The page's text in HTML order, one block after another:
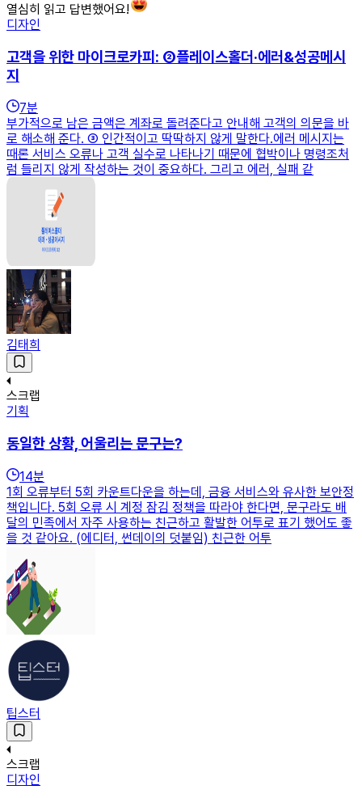
열심히 읽고 답변했어요!
디자인
고객을 위한 마이크로카피: ②플레이스홀더·에러&성공메시
지
7분
부가적으로 남은 금액은 계좌로 돌려준다고 안내해 고객의 의문을 바
로 해소해 준다. ③ 인간적이고 딱딱하지 않게 말한다.에러 메시지는
때론 서비스 오류나 고객 실수로 나타나기 때문에 협박이나 명령조처
럼 들리지 않게 작성하는 것이 중요하다. 그리고 에러, 실패 같
김태희
스크랩
기획
동일한 상황, 어울리는 문구는?
14분
1회 오류부터 5회 카운트다운을 하는데, 금융 서비스와 유사한 보안정
책입니다. 5회 오류 시 계정 잠김 정책을 따라야 한다면, 문구라도 배
달의 민족에서 자주 사용하는 친근하고 활발한 어투로 표기 했어도 좋
을 것 같아요. (에디터, 썬데이의 덧붙임) 친근한 어투
팁스터
스크랩
디자인